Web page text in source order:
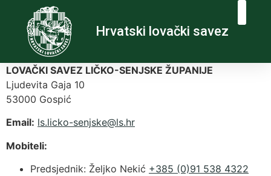
Hrvatski lovački savez
LOVAČKI SAVEZ LIČKO-SENJSKE ŽUPANIJE
Ljudevita Gaja 10
53000 Gospić
Email:
rh.sl
@eksjnes-okcil.sl
Mobiteli:
Predsjednik: Željko Nekić +385 (0)91 538 4322